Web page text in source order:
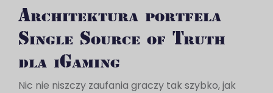
Architektura portfela
Single Source of Truth
dla iGaming
Nic nie niszczy zaufania graczy tak szybko, jak